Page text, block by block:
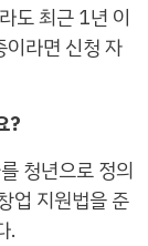
도 최근 1년 이
라면 신청 자
?
청년으로 정의
업 지원법을 준
.